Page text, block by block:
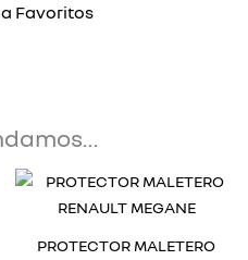
Favoritos
PROTECTOR MALETERO